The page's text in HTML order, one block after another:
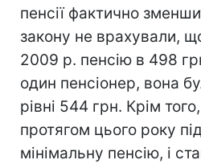
пенсії фактично
закону не врахували,
2009 р. пенсію в 498
один пенсіонер, вона
рівні 544 грн. Крім
протягом цього року
мінімальну пенсію, і